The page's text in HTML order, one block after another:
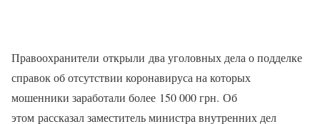
Правоохранители открыли два уголовных дела о подделке
справок об отсутствии коронавируса на которых
мошенники заработали более 150 000 грн. Об
этом рассказал заместитель министра внутренних дел